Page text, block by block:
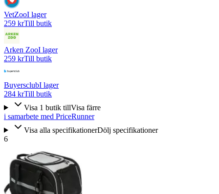
VetZooI lager
259 krTill butik
Arken ZooI lager
259 krTill butik
BuyersclubI lager
284 krTill butik
Visa 1 butik tillVisa färre
i samarbete med PriceRunner
Visa alla specifikationerDölj specifikationer
6